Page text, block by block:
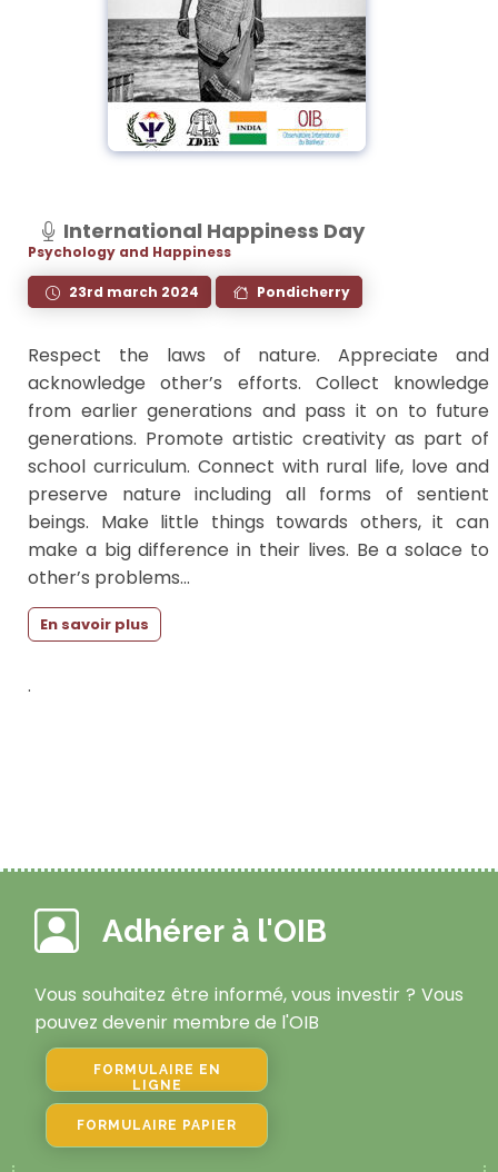
International Happiness Day
Psychology and Happiness
23rd march 2024 Pondicherry
Respect the laws of nature. Appreciate and
acknowledge other’s efforts. Collect knowledge
from earlier generations and pass it on to future
generations. Promote artistic creativity as part of
school curriculum. Connect with rural life, love and
preserve nature including all forms of sentient
beings. Make little things towards others, it can
make a big difference in their lives. Be a solace to
other’s problems...
En savoir plus
.
Adhérer à l'OIB
Vous souhaitez être informé, vous investir ? Vous
pouvez devenir membre de l'OIB
FORMULAIRE EN
LIGNE
FORMULAIRE PAPIER